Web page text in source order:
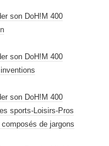
son DoH!M 400
son DoH!M 400
son DoH!M 400
sports-Loisirs-Pros
de jargons